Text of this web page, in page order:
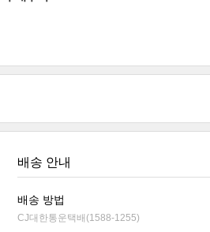
배송 안내
배송 방법
CJ대한통운택배(1588-1255)